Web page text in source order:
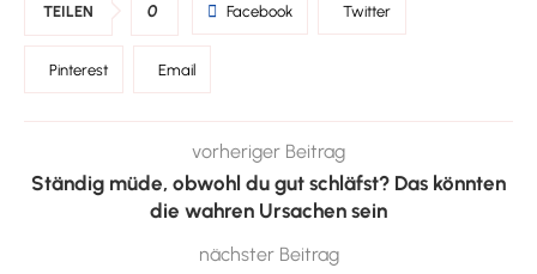
TEILEN 0 Facebook Twitter
Pinterest Email
vorheriger Beitrag
Ständig müde, obwohl du gut schläfst? Das könnten
die wahren Ursachen sein
nächster Beitrag